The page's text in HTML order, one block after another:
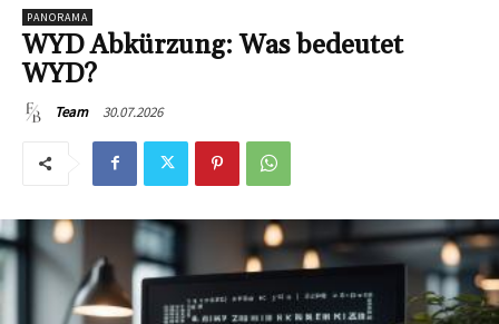
PANORAMA
WYD Abkürzung: Was bedeutet
WYD?
Team 30.07.2026